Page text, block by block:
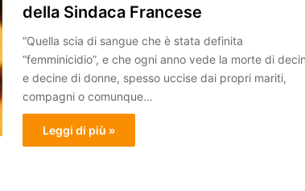
della Sindaca Francese
“Quella scia di sangue che è stata definita
“femminicidio”, e che ogni anno vede la morte di
e decine di donne, spesso uccise dai propri mariti,
compagni o comunque…
Leggi di più »